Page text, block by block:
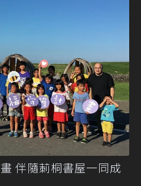
伴隨莿桐書屋一同成